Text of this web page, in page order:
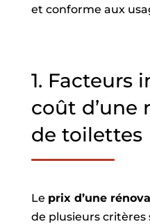
et conforme aux
1. Facteurs
coût d’une
de toilettes
Le prix d’une
de plusieurs